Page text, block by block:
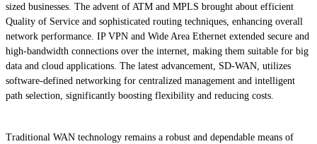
sized businesses. The advent of ATM and MPLS brought about efficient
Quality of Service and sophisticated routing techniques, enhancing overall
network performance. IP VPN and Wide Area Ethernet extended secure and
high-bandwidth connections over the internet, making them suitable for big
data and cloud applications. The latest advancement, SD-WAN, utilizes
software-defined networking for centralized management and intelligent
path selection, significantly boosting flexibility and reducing costs.
Traditional WAN technology remains a robust and dependable means of